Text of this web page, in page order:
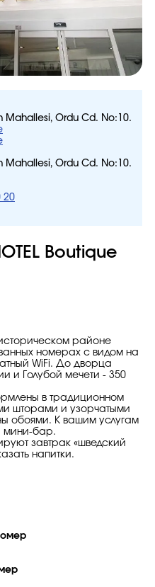
Mahallesi, Ordu Cd. No:10.
Mahallesi, Ordu Cd. No:10.
20
Boutique
историческом районе
номерах с видом на
WiFi. До дворца
и Голубой мечети - 350
в традиционном
шторами и узорчатыми
обоями. К вашим услугам
мини-бар.
завтрак «шведский
напитки.